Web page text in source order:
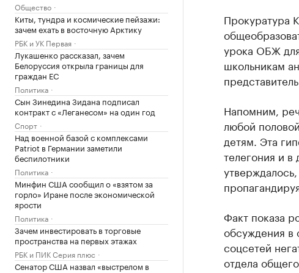
Общество
Киты, тундра и космические пейзажи:
зачем ехать в восточную Арктику
РБК и УК Первая
Лукашенко рассказал, зачем
Белоруссия открыла границы для
граждан ЕС
Политика
Сын Зинедина Зидана подписал
контракт с «Леганесом» на один год
Спорт
Над военной базой с комплексами
Patriot в Германии заметили
беспилотники
Политика
Минфин США сообщил о «взятом за
горло» Иране после экономической
ярости
Политика
Зачем инвестировать в торговые
пространства на первых этажах
РБК и ПИК Серия плюс
Сенатор США назвал «выстрелом в
Прокуратура
урока ОБЖ
школьникам
Напомним,
любой
детям. Эта
телегония и
Факт показа
обсуждения в
соцсетей
отдела